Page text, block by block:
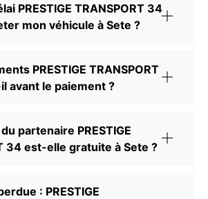
PRESTIGE TRANSPORT 34
mon véhicule à Sete ?
PRESTIGE TRANSPORT
avant le paiement ?
partenaire PRESTIGE
34 est-elle gratuite à Sete ?
: PRESTIGE